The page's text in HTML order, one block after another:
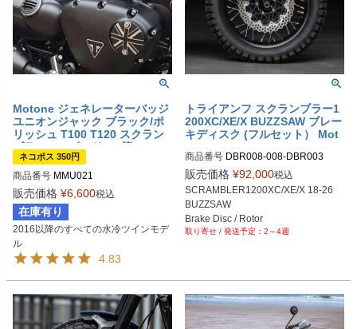
Motone ジェネレーターバッジ
ユニオンジャック ブラック/ポ
リッシュ T100 T120 スクラン
ブラ900 スピード900等
ネコポス 350円
商品番号 MMU021
販売価格 ¥6,600税込
在庫有り
2016以降のすべての水冷ツインモデ
ル
4.83
トライアンフ スクランブラー1
200XC/XE/X BUZZSAW ブレー
キディスク (フルセット） Mot
商品番号 DBR008-008-DBR003
M品番：DBR008+DBR008+DBR00
販売価格 ¥92,000税込
SCRAMBLER1200XC/XE/X 18-26
BUZZSAW
Brake Disc / Rotor
Full Set
2～4週